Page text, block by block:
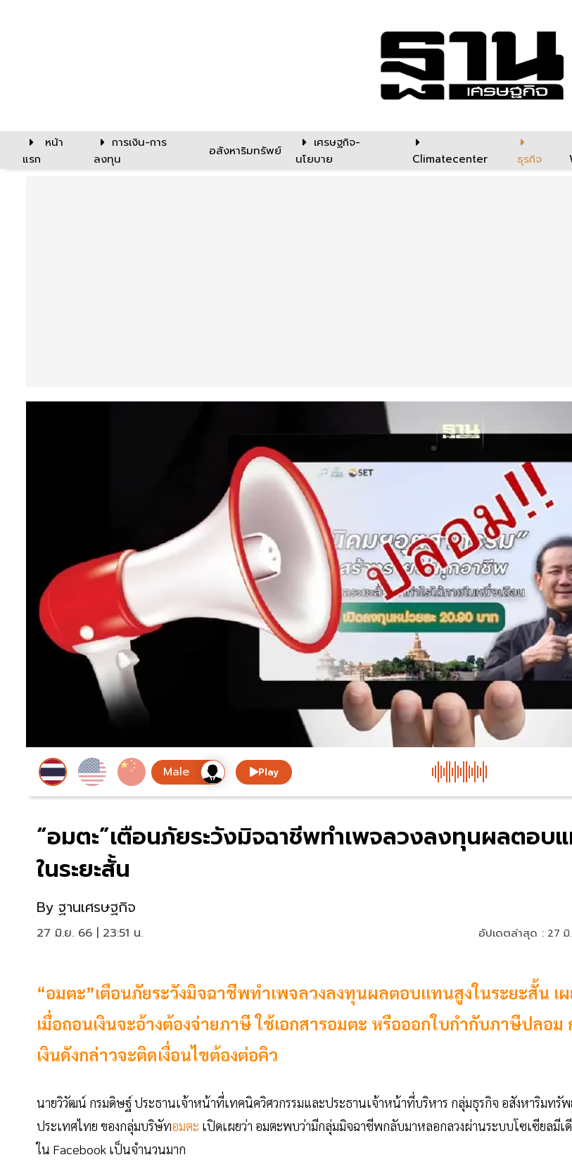
หน้า
แรก
การเงิน-การ
ลงทุน
อสังหาริมทรัพย์
เศรษฐกิจ-
นโยบาย
Climatecenter ธุรกิจ
Play
“อมตะ”เตือนภัยระวังมิจฉาชีพทำเพจลวงลงทุนผลตอบ
ในระยะสั้น
By ฐานเศรษฐกิจ
27 มิ.ย. 66 | 23:51 น. อัปเดตล่าสุด : 27 มิ
“อมตะ”เตือนภัยระวังมิจฉาชีพทำเพจลวงลงทุนผลตอบแทนสูงในระยะสั้น เผ
เมื่อถอนเงินจะอ้างต้องจ่ายภาษี ใช้เอกสารอมตะ หรือออกใบกำกับภาษีปลอม
เงินดังกล่าวจะติดเงื่อนไขต้องต่อคิว
นายวิวัฒน์ กรมดิษฐ์ ประธานเจ้าหน้าที่เทคนิควิศวกรรมและประธานเจ้าหน้าที่บริหาร กลุ่มธุรกิจ อสังหาริมทรัพ
ประเทศไทย ของกลุ่มบริษัทอมตะ เปิดเผยว่า อมตะพบว่ามีกลุ่มมิจฉาชีพกลับมาหลอกลวงผ่านระบบโซเซียลมีเ
ใน Facebook เป็นจำนวนมาก